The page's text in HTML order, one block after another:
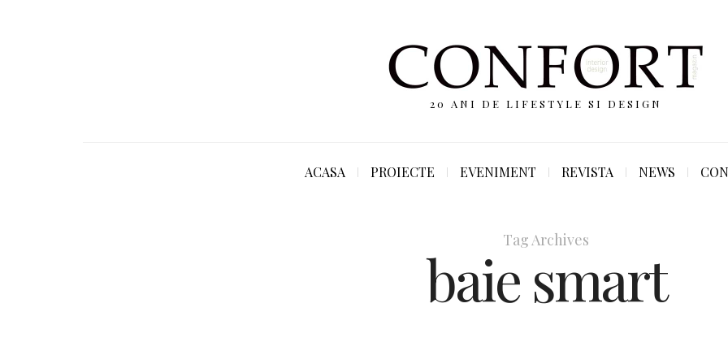
20 ANI DE LIFESTYLE SI DESIGN
ACASA PROIECTE EVENIMENT REVISTA NEWS
Tag Archives
baie smart